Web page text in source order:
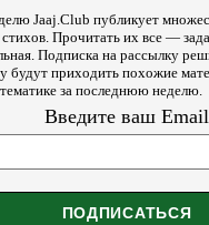
Jaaj.Club публикует
стихов. Прочитать их все —
Подписка на рассылку
будут приходить похожие
за последнюю неделю.
Введите ваш Email